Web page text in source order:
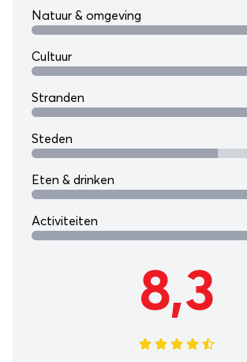
Natuur & omgeving
Cultuur
Stranden
Steden
Eten & drinken
Activiteiten
8,3